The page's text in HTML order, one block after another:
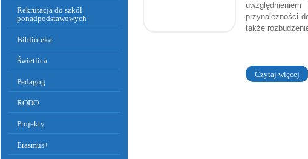
Warzywa i owoce w sportowym obiektywie.
Rekrutacja do szkół
ponadpodstawowych
Biblioteka
Świetlica
Pedagog
RODO
Projekty
Erasmus+
przynależności
także
Czytaj więcej